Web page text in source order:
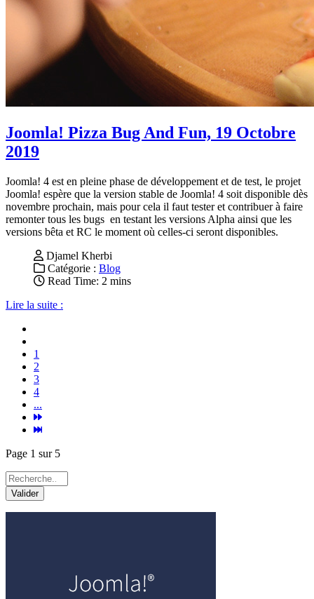
Joomla! Pizza Bug And Fun, 19 Octobre
2019
Joomla! 4 est en pleine phase de développement et de test, le projet
Joomla! espère que la version stable de Joomla! 4 soit disponible dès
novembre prochain, mais pour cela il faut tester et contribuer à faire
remonter tous les bugs en testant les versions Alpha ainsi que les
versions bêta et RC le moment où celles-ci seront disponibles.
Djamel Kherbi
Catégorie : Blog
Read Time: 2 mins
Lire la suite :
1
2
3
4
...
Page 1 sur 5
Valider